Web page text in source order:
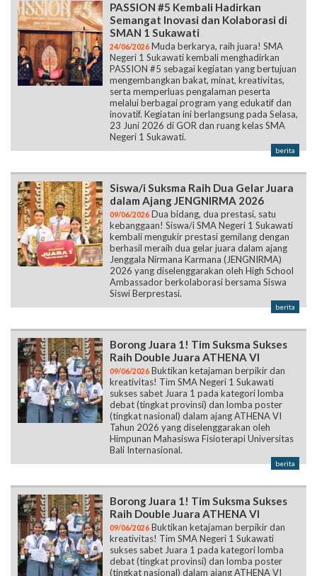
PASSION #5 Kembali Hadirkan
Semangat Inovasi dan Kolaborasi di
SMAN 1 Sukawati
24/06/2026 Muda berkarya, raih juara! SMA
Negeri 1 Sukawati kembali menghadirkan
PASSION #5 sebagai kegiatan yang bertujuan
mengembangkan bakat, minat, kreativitas,
serta memperluas pengalaman peserta
melalui berbagai program yang edukatif dan
inovatif. Kegiatan ini berlangsung pada Selasa,
23 Juni 2026 di GOR dan ruang kelas SMA
Negeri 1 Sukawati.
berita
Siswa/i Suksma Raih Dua Gelar Juara
dalam Ajang JENGNIRMA 2026
09/06/2026 Dua bidang, dua prestasi, satu
kebanggaan! Siswa/i SMA Negeri 1 Sukawati
kembali mengukir prestasi gemilang dengan
berhasil meraih dua gelar juara dalam ajang
Jenggala Nirmana Karmana (JENGNIRMA)
2026 yang diselenggarakan oleh High School
Ambassador berkolaborasi bersama Siswa
Siswi Berprestasi.
berita
Borong Juara 1! Tim Suksma Sukses
Raih Double Juara ATHENA VI
09/06/2026 Buktikan ketajaman berpikir dan
kreativitas! Tim SMA Negeri 1 Sukawati
sukses sabet Juara 1 pada kategori lomba
debat (tingkat provinsi) dan lomba poster
(tingkat nasional) dalam ajang ATHENA VI
Tahun 2026 yang diselenggarakan oleh
Himpunan Mahasiswa Fisioterapi Universitas
Bali Internasional.
berita
Borong Juara 1! Tim Suksma Sukses
Raih Double Juara ATHENA VI
09/06/2026 Buktikan ketajaman berpikir dan
kreativitas! Tim SMA Negeri 1 Sukawati
sukses sabet Juara 1 pada kategori lomba
debat (tingkat provinsi) dan lomba poster
(tingkat nasional) dalam ajang ATHENA VI